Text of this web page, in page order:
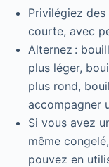
Privilégiez
courte, avec
Alternez :
plus léger,
plus rond,
accompagner
Si vous avez
même
pouvez en